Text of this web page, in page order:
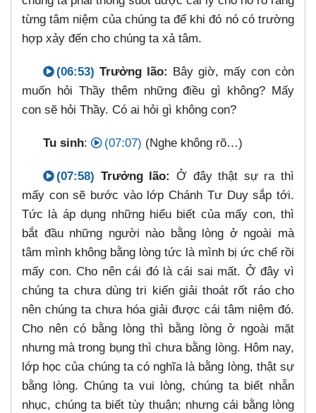
từng tâm niệm của chúng ta để khi đó nó có trường
hợp xảy đến cho chúng ta xả tâm.
(06:53) Trưởng lão:
Bây giờ, mấy con còn
muốn hỏi Thầy thêm những điều gì không? Mấy
con sẽ hỏi Thầy. Có ai hỏi gì không con?
Tu sinh: (07:07) (Nghe không rõ…​)
(07:58) Trưởng lão: Ở đây thật sự ra thì
mấy con sẽ bước vào lớp Chánh Tư Duy sắp tới.
Tức là áp dụng những hiểu biết của mấy con, thì
bắt đầu những người nào bằng lòng ở ngoài mà
tâm mình không bằng lòng tức là mình bị ức chế rồi
mấy con. Cho nên cái đó là cái sai mất. Ở đây vì
chúng ta chưa dùng tri kiến giải thoát rốt ráo cho
nên chúng ta chưa hóa giải được cái tâm niệm đó.
Cho nên có bằng lòng thì bằng lòng ở ngoài mặt
nhưng mà trong bụng thì chưa bằng lòng. Hôm nay,
lớp học của chúng ta có nghĩa là bằng lòng, thật sự
bằng lòng. Chúng ta vui lòng, chúng ta biết nhẫn
nhục, chúng ta biết tùy thuận; nhưng cái bằng lòng